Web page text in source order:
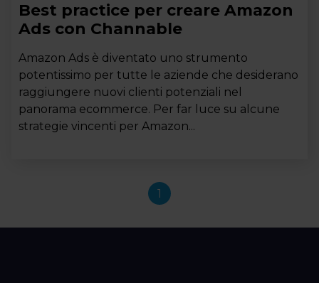
Best practice per creare Amazon
Ads con Channable
Amazon Ads è diventato uno strumento
potentissimo per tutte le aziende che desiderano
raggiungere nuovi clienti potenziali nel
panorama ecommerce. Per far luce su alcune
strategie vincenti per Amazon...
1